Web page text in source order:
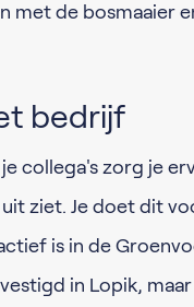
met de bosmaaier
bedrijf
collega's zorg je
ziet. Je doet dit
is in de
in Lopik,